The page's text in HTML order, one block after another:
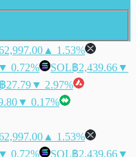
▲ 1.53%
▼ 0.72% SOL฿2,439.66▼
฿27.79▼ 2.97%
▼ 0.17%
▲ 1.53%
▼ 0.72% SOL฿2,439.66▼